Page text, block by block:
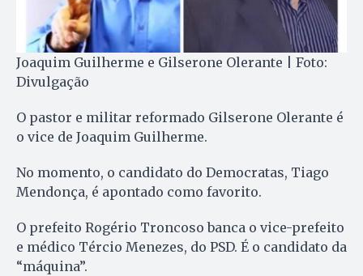
Joaquim Guilherme e Gilserone Olerante | Foto:
Divulgação
O pastor e militar reformado Gilserone Olerante é
o vice de Joaquim Guilherme.
No momento, o candidato do Democratas, Tiago
Mendonça, é apontado como favorito.
O prefeito Rogério Troncoso banca o vice-prefeito
e médico Tércio Menezes, do PSD. É o candidato da
“máquina”.